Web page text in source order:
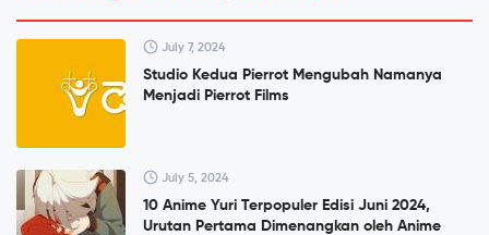
July 7, 2024
Studio Kedua Pierrot Mengubah Namanya
Menjadi Pierrot Films
July 5, 2024
10 Anime Yuri Terpopuler Edisi Juni 2024,
Urutan Pertama Dimenangkan oleh Anime